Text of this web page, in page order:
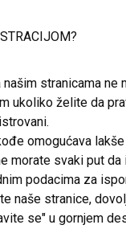
stranicama ne
ukoliko želite da
omogućava
morate svaki put da
podacima za
naše stranice,
se" u gornjem